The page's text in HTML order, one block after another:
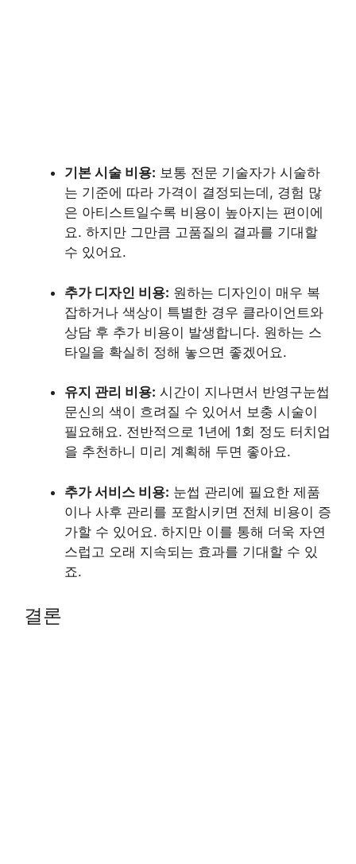
기본 시술 비용: 보통 전문 기술자가 시술하
는 기준에 따라 가격이 결정되는데, 경험 많
은 아티스트일수록 비용이 높아지는 편이에
요. 하지만 그만큼 고품질의 결과를 기대할
수 있어요.
추가 디자인 비용: 원하는 디자인이 매우 복
잡하거나 색상이 특별한 경우 클라이언트와
상담 후 추가 비용이 발생합니다. 원하는 스
타일을 확실히 정해 놓으면 좋겠어요.
유지 관리 비용: 시간이 지나면서 반영구눈썹
문신의 색이 흐려질 수 있어서 보충 시술이
필요해요. 전반적으로 1년에 1회 정도 터치업
을 추천하니 미리 계획해 두면 좋아요.
추가 서비스 비용: 눈썹 관리에 필요한 제품
이나 사후 관리를 포함시키면 전체 비용이 증
가할 수 있어요. 하지만 이를 통해 더욱 자연
스럽고 오래 지속되는 효과를 기대할 수 있
죠.
결론